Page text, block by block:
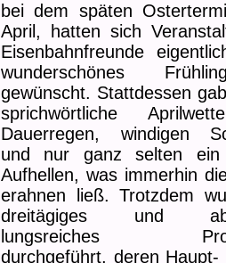
bei dem späten
April, hatten sich
Eisenbahnfreunde
wunderschönes
gewünscht. Stattdessen
sprichwörtliche
Dauerregen, windigen
und nur ganz selten ein
Aufhellen, was immerhin
erahnen ließ. Trotzdem
dreitägiges und
lungsreiches
durchgeführt, deren Haupt-